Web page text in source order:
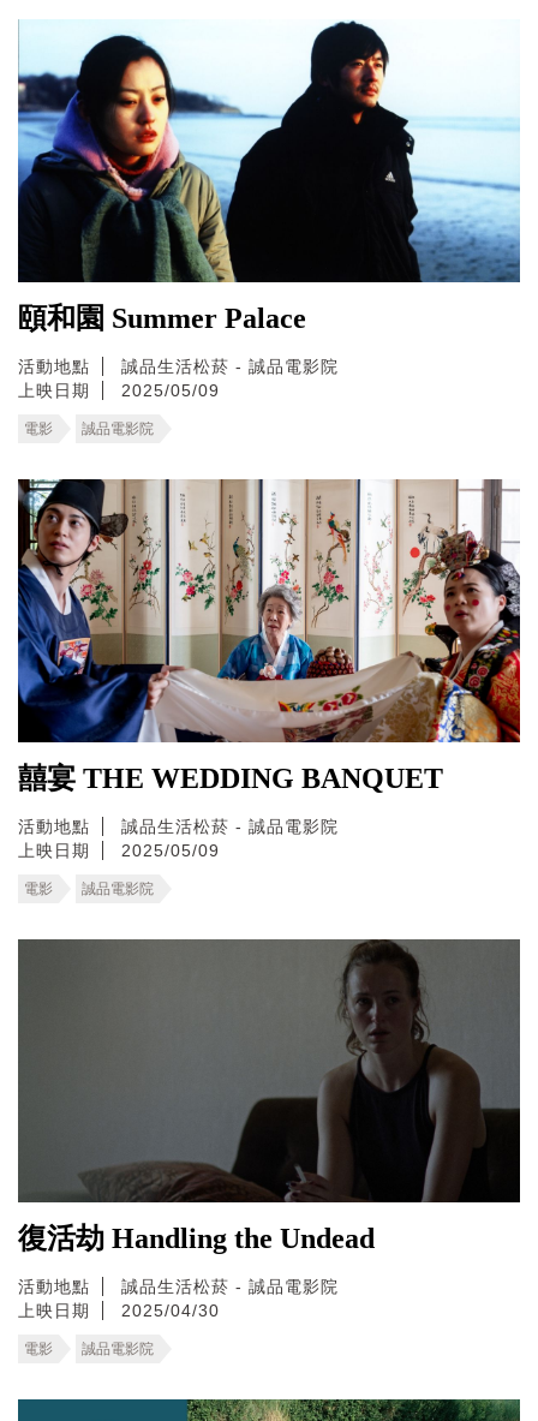
頤和園 Summer Palace
活動地點
誠品生活松菸 - 誠品電影院
上映日期
2025/05/09
電影 誠品電影院
囍宴 THE WEDDING BANQUET
活動地點
誠品生活松菸 - 誠品電影院
上映日期
2025/05/09
電影 誠品電影院
復活劫 Handling the Undead
活動地點
誠品生活松菸 - 誠品電影院
上映日期
2025/04/30
電影 誠品電影院